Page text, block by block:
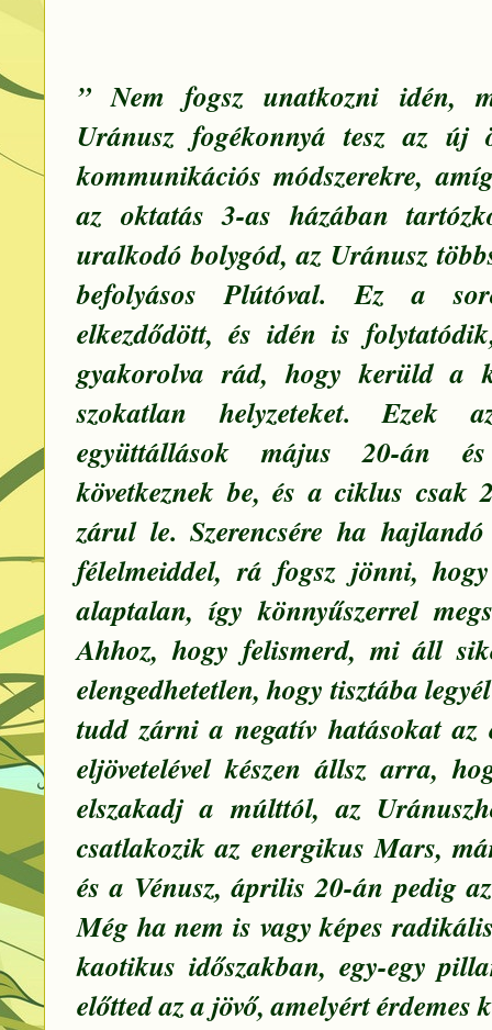
” Nem fogsz unatkozni idén,
Uránusz fogékonnyá tesz az új
kommunikációs módszerekre,
az oktatás 3-as házában
uralkodó bolygód, az Uránusz
befolyásos Plútóval. Ez a
elkezdődött, és idén is
gyakorolva rád, hogy kerüld a
szokatlan helyzeteket. Ezek
együttállások május 20-án
következnek be, és a ciklus csak
zárul le. Szerencsére ha hajlandó
félelmeiddel, rá fogsz jönni,
alaptalan, így könnyűszerrel
Ahhoz, hogy felismerd, mi áll
elengedhetetlen, hogy tisztába
tudd zárni a negatív hatásokat az
eljövetelével készen állsz arra,
elszakadj a múlttól, az
csatlakozik az energikus Mars,
és a Vénusz, április 20-án pedig
Még ha nem is vagy képes
kaotikus időszakban, egy-egy
előtted az a jövő, amelyért érdemes